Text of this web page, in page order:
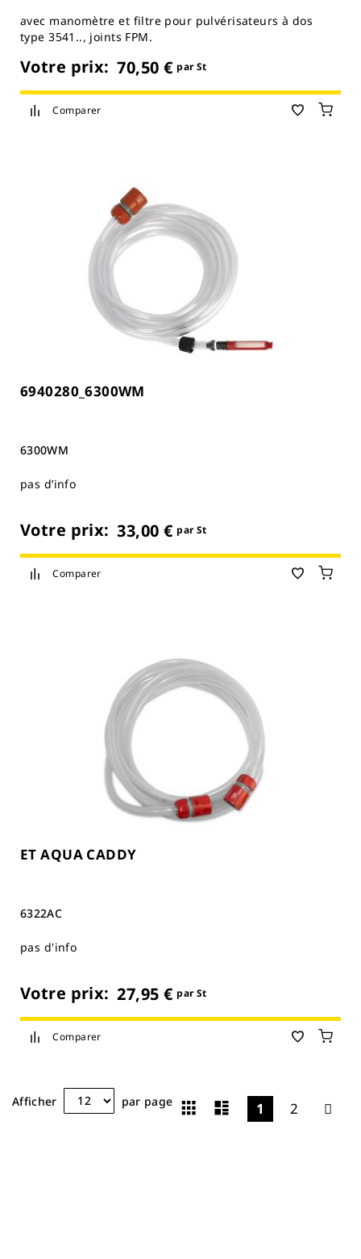
avec manomètre et filtre pour pulvérisateurs à dos
type 3541.., joints FPM.
Votre prix: 70,50 € par St
Comparer
6940280_6300WM
6300WM
pas d’info
Votre prix: 33,00 € par St
Comparer
ET AQUA CADDY
6322AC
pas d'info
Votre prix: 27,95 € par St
Comparer
Afficher par page 1 2
Afficher
Grille Liste